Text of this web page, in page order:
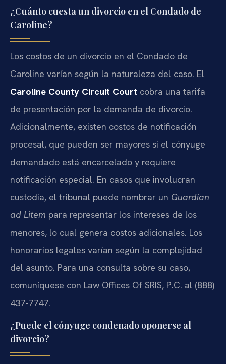
¿Cuánto cuesta un divorcio en el Condado de
Caroline?
Los costos de un divorcio en el Condado de
Caroline varían según la naturaleza del caso. El
Caroline County Circuit Court cobra una tarifa
de presentación por la demanda de divorcio.
Adicionalmente, existen costos de notificación
procesal, que pueden ser mayores si el cónyuge
demandado está encarcelado y requiere
notificación especial. En casos que involucran
custodia, el tribunal puede nombrar un Guardian
ad Litem para representar los intereses de los
menores, lo cual genera costos adicionales. Los
honorarios legales varían según la complejidad
del asunto. Para una consulta sobre su caso,
comuníquese con Law Offices Of SRIS, P.C. al (888)
437-7747.
¿Puede el cónyuge condenado oponerse al
divorcio?